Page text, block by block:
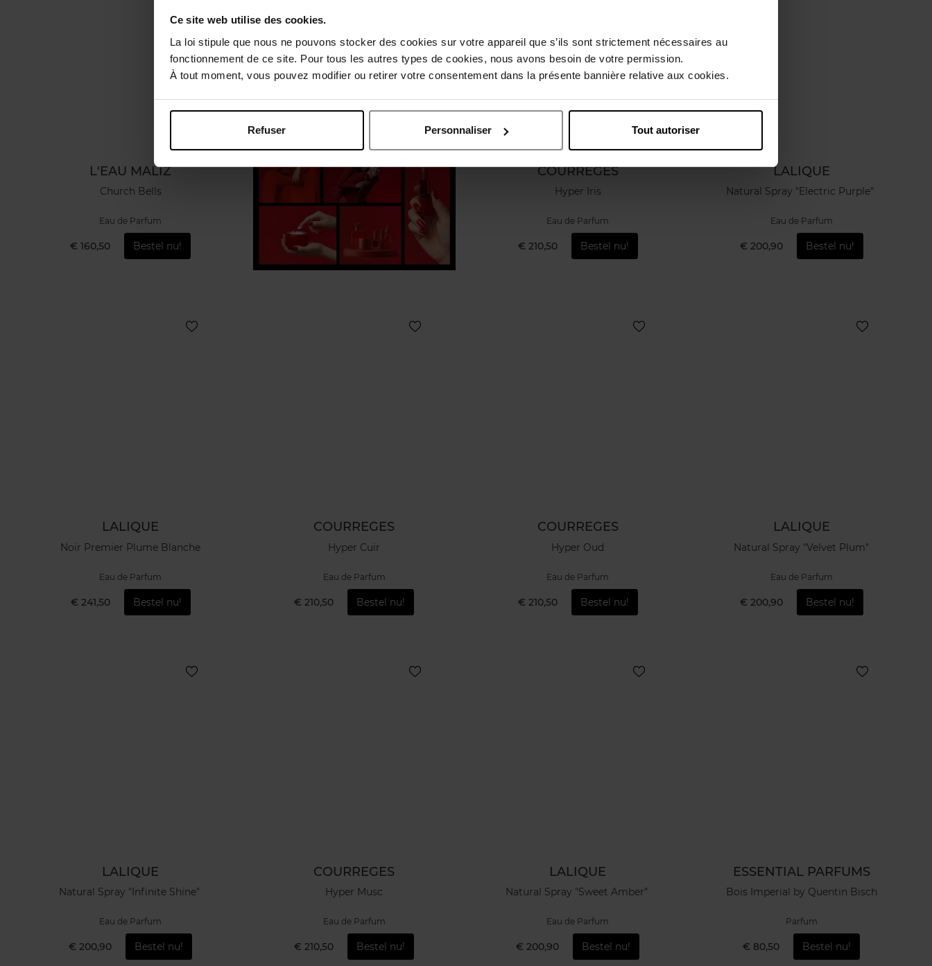
Ce site web utilise des cookies.
La loi stipule que nous ne pouvons stocker des cookies sur votre appareil que s’ils sont strictement nécessaires au
fonctionnement de ce site. Pour tous les autres types de cookies, nous avons besoin de votre permission.
À tout moment, vous pouvez modifier ou retirer votre consentement dans la présente bannière relative aux cookies.
Refuser Personnaliser Tout autoriser
L'EAU MALIZ
Church Bells
Eau de Parfum
€ 160,50 Bestel nu!
COURREGES
Hyper Iris
Eau de Parfum
€ 210,50 Bestel nu!
LALIQUE
Natural Spray "Electric Purple"
Eau de Parfum
€ 200,90 Bestel nu!
LALIQUE
Noir Premier Plume Blanche
Eau de Parfum
€ 241,50 Bestel nu!
COURREGES
Hyper Cuir
Eau de Parfum
€ 210,50 Bestel nu!
COURREGES
Hyper Oud
Eau de Parfum
€ 210,50 Bestel nu!
LALIQUE
Natural Spray "Velvet Plum"
Eau de Parfum
€ 200,90 Bestel nu!
LALIQUE
Natural Spray "Infinite Shine"
Eau de Parfum
€ 200,90 Bestel nu!
COURREGES
Hyper Musc
Eau de Parfum
€ 210,50 Bestel nu!
LALIQUE
Natural Spray "Sweet Amber"
Eau de Parfum
€ 200,90 Bestel nu!
ESSENTIAL PARFUMS
Bois Imperial by Quentin Bisch
Parfum
€ 80,50 Bestel nu!